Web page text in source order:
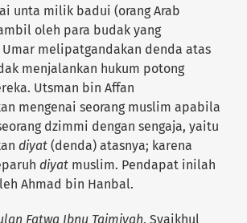
unta milik badui (orang Arab
oleh para budak yang
melipatgandakan denda atas
menjalankan hukum potong
Utsman bin Affan
mengenai seorang muslim apabila
dzimmi dengan sengaja, yaitu
diyat (denda) atasnya; karena
diyat muslim. Pendapat inilah
Ahmad bin Hanbal.
Fatwa Ibnu Taimiyah, Syaikhul